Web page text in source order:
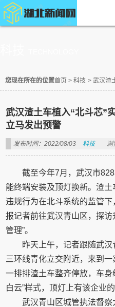
您现在所在的位置首页 > 科技 > 武汉渣
武汉渣土车植入“北斗芯”
立马发出预警
发布时间：2022/08/03 科技 浏
截至今年7月，武汉市
能终端安装及顶灯换新。渣
违规行为在北斗系统的监管
报记者前往武汉青山区，探访
管理”。
昨天上午，记者跟随武
三环线青化立交附近，来到
一排排渣土车整齐停放，车
白云”样式，顶灯上有该企业
武汉青山区城管执法督